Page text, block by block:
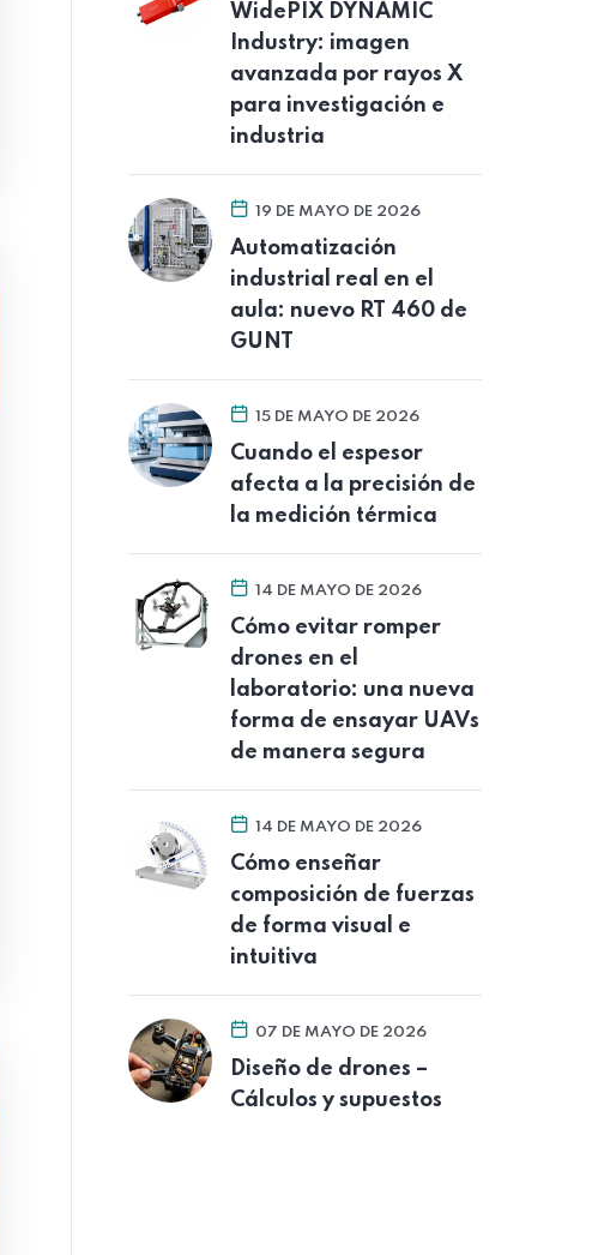
WidePIX DYNAMIC
Industry: imagen
avanzada por rayos X
para investigación e
industria
19 DE MAYO DE 2026
Automatización
industrial real en el
aula: nuevo RT 460 de
GUNT
15 DE MAYO DE 2026
Cuando el espesor
afecta a la precisión de
la medición térmica
14 DE MAYO DE 2026
Cómo evitar romper
drones en el
laboratorio: una nueva
forma de ensayar UAVs
de manera segura
14 DE MAYO DE 2026
Cómo enseñar
composición de fuerzas
de forma visual e
intuitiva
07 DE MAYO DE 2026
Diseño de drones –
Cálculos y supuestos